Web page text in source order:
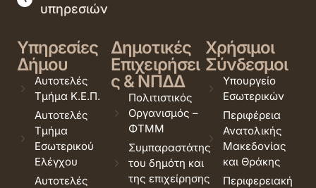
υπηρεσιών
Υπηρεσίες
Δήμου
Αυτοτελές
Τμήμα Κ.Ε.Π.
Αυτοτελές
Τμήμα
Εσωτερικού
Ελέγχου
Αυτοτελές
Δημοτικές
Επιχειρήσει
ς & ΝΠΔΔ
Πολιτιστικός
Οργανισμός –
ΦΤΜΜ
Συμπαραστάτης
του δημότη και
της επιχείρησης
Χρήσιμοι
Σύνδεσμοι
Υπουργείο
Εσωτερικών
Περιφέρεια
Ανατολικής
Μακεδονίας
και Θράκης
Περιφερειακή